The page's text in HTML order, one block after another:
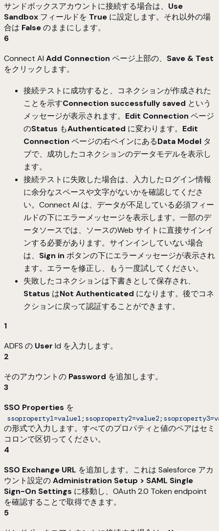
サンドボックスアカウントに接続する場合は、 Use
Sandbox フィールドを True に設定します。それ以外の場
合は Falseのままにします。
6
Connect AI Add Connection ページ上部の、 Save & Test
をクリックします。
接続テストに成功すると、コネクションが作成された
ことを示すConnection successfully saved という
メッセージが表示されます。 Edit Connection ページ
のStatus もAuthenticated に変わります。 Edit
Connection ページの右ペインにあるData Model タ
ブで、成功したコネクションのデータモデルを表示し
ます。
接続テストに失敗した場合は、入力したログイン情報
に余分なスペースや文字がないかを確認してくださ
い。Connect AI は、データが不足している必須フィー
ルドの下にエラーメッセージを表示します。一部のデ
ータソースでは、ソースのWeb サイトに直接サインイ
ンする必要があります。サインインしていない場合
は、 Sign in ボタンの下にエラーメッセージが表示され
ます。エラーを修正し、もう一度試してください。
失敗したコネクションは下書きとして保存され、
Status はNot Authenticated になります。後でコネ
クションに戻って認証することができます。
1
ADFS の User Id を入力します。
2
そのアカウントの Password を追加します。
3
SSO Properties を
の形式で入力します。すべてのプロパティと値のペアはセミ
コロンで区切ってください。
4
SSO Exchange URL を追加します。これは Salesforce アカ
ウント設定のAdministration Setup > SAML Single
Sign-On Settings に移動し、OAuth 2.0 Token endpoint
を確認することで取得できます。
5